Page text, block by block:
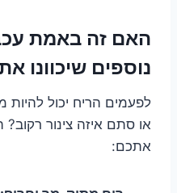
האם זה באמת
נוספים שיכוונו
לפעמים הריח יכול להיות
או סתם איזה צינור רקוב?
אתכם: